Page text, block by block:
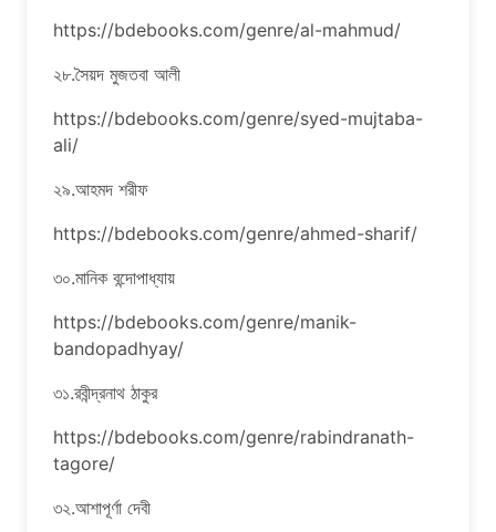
https://bdebooks.com/genre/al-mahmud/
২৮.সৈয়দ মুজতবা আলী
https://bdebooks.com/genre/syed-mujtaba-
ali/
২৯.আহমদ শরীফ
https://bdebooks.com/genre/ahmed-sharif/
৩০.মানিক বন্দোপাধ্যায়
https://bdebooks.com/genre/manik-
bandopadhyay/
৩১.রবীন্দ্রনাথ ঠাকুর
https://bdebooks.com/genre/rabindranath-
tagore/
৩২.আশাপূর্ণা দেবী